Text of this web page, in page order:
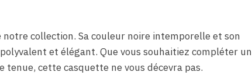
collection. Sa couleur noire intemporelle et son
et élégant. Que vous souhaitiez compléter un
cette casquette ne vous décevra pas.